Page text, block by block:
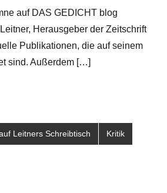
auf DAS GEDICHT blog
Herausgeber der Zeitschrift
Publikationen, die auf seinem
sind. Außerdem […]
Leitners Schreibtisch Kritik